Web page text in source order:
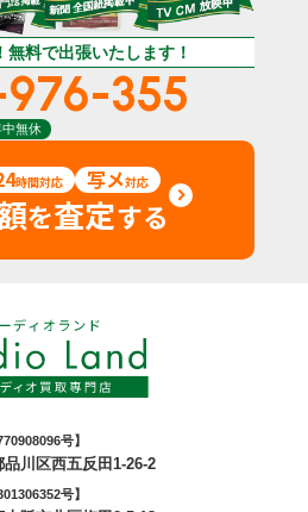
無料で出張いたします！
355
中無休
時間対応 写メ対応
を査定する
号】
川区西五反田1-26-2
号】